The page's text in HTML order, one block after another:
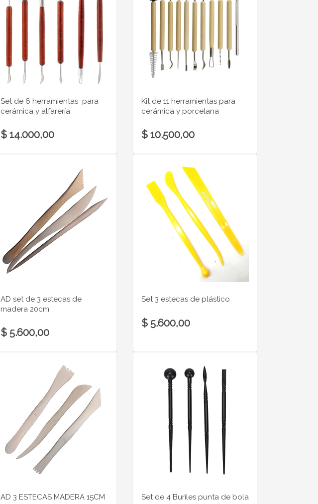
Set de 6 herramientas para
cerámica y alfarería
$ 14.000,00
Kit de 11 herramientas para
cerámica y porcelana
$ 10.500,00
AD set de 3 estecas de
madera 20cm
$ 5.600,00
Set 3 estecas de plástico
$ 5.600,00
AD 3 ESTECAS MADERA 15CM Set de 4 Buriles punta de bola